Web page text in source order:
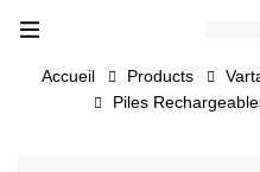
Accueil Products
Piles